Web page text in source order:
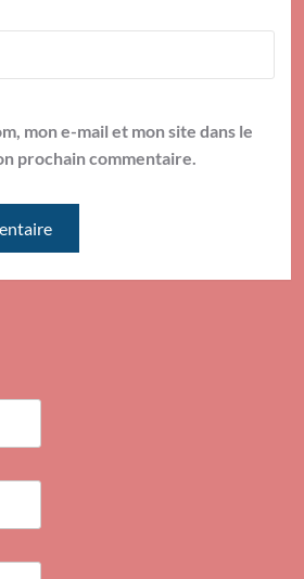
mon e-mail et mon site dans le
prochain commentaire.